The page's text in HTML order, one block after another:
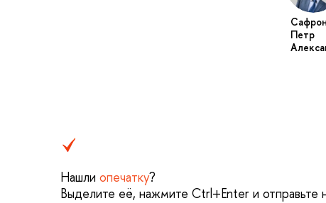
Петр
Нашли опечатку?
Выделите её, нажмите Ctrl+Enter и отправьте